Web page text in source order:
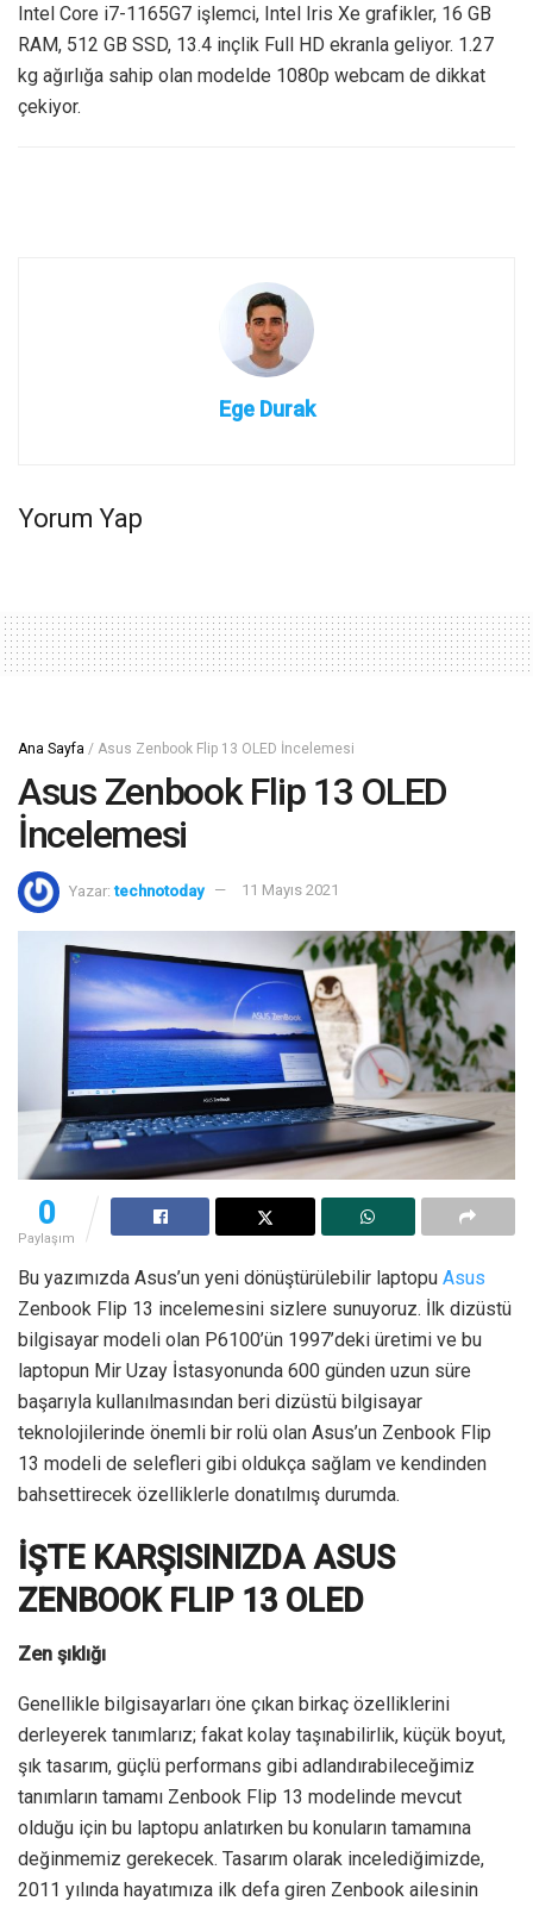
Intel Core i7-1165G7 işlemci, Intel Iris Xe grafikler, 16 GB
RAM, 512 GB SSD, 13.4 inçlik Full HD ekranla geliyor. 1.27
kg ağırlığa sahip olan modelde 1080p webcam de dikkat
çekiyor.
Ege Durak
Yorum Yap
Ana Sayfa / Asus Zenbook Flip 13 OLED İncelemesi
Asus Zenbook Flip 13 OLED
İncelemesi
Yazar: technotoday 11 Mayıs 2021
0
Paylaşım
Bu yazımızda Asus’un yeni dönüştürülebilir laptopu Asus
Zenbook Flip 13 incelemesini sizlere sunuyoruz. İlk dizüstü
bilgisayar modeli olan P6100’ün 1997’deki üretimi ve bu
laptopun Mir Uzay İstasyonunda 600 günden uzun süre
başarıyla kullanılmasından beri dizüstü bilgisayar
teknolojilerinde önemli bir rolü olan Asus’un Zenbook Flip
13 modeli de selefleri gibi oldukça sağlam ve kendinden
bahsettirecek özelliklerle donatılmış durumda.
İŞTE KARŞISINIZDA ASUS
ZENBOOK FLIP 13 OLED
Zen şıklığı
Genellikle bilgisayarları öne çıkan birkaç özelliklerini
derleyerek tanımlarız; fakat kolay taşınabilirlik, küçük boyut,
şık tasarım, güçlü performans gibi adlandırabileceğimiz
tanımların tamamı Zenbook Flip 13 modelinde mevcut
olduğu için bu laptopu anlatırken bu konuların tamamına
değinmemiz gerekecek. Tasarım olarak incelediğimizde,
2011 yılında hayatımıza ilk defa giren Zenbook ailesinin